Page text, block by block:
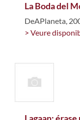
La Boda del
DeAPlaneta,
> Veure